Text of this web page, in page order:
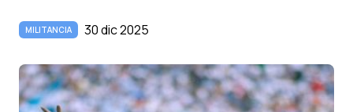
MILITANCIA 30 dic 2025